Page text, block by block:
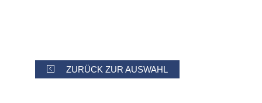
ZURÜCK ZUR AUSWAHL